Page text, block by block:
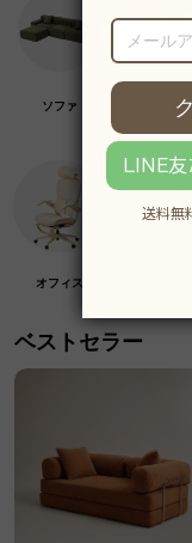
ソファ チェア
オフィス
ベストセラー